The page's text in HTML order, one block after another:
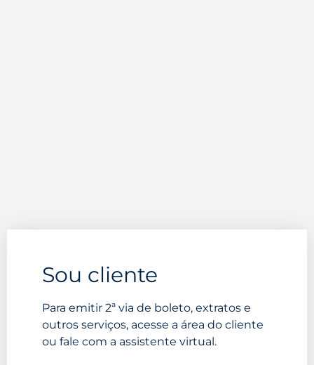
Sou cliente
Para emitir 2ª via de boleto, extratos e
outros serviços, acesse a área do cliente
ou fale com a assistente virtual.